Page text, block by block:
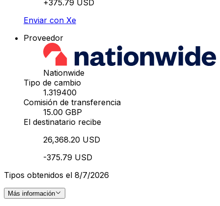
+375.79 USD
Enviar con Xe
Proveedor
Nationwide
Tipo de cambio
1.319400
Comisión de transferencia
15.00 GBP
El destinatario recibe
26,368.20 USD
-375.79 USD
Tipos obtenidos el 8/7/2026
Más información